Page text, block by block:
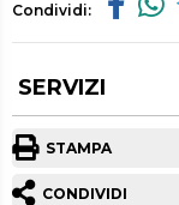
Condividi:
SERVIZI
STAMPA
CONDIVIDI